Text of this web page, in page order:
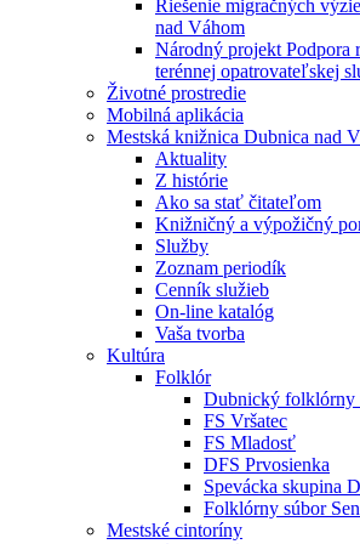
Riešenie migračných
nad Váhom
Národný projekt Podpora
terénnej opatrovateľskej
Životné prostredie
Mobilná aplikácia
Mestská knižnica Dubnica nad
Aktuality
Z histórie
Ako sa stať čitateľom
Knižničný a výpožičný
Služby
Zoznam periodík
Cenník služieb
On-line katalóg
Vaša tvorba
Kultúra
Folklór
Dubnický folklórny
FS Vršatec
FS Mladosť
DFS Prvosienka
Spevácka skupina
Folklórny súbor
Mestské cintoríny